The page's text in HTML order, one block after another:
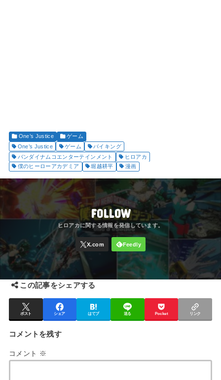
One’s Justice
ゲーム
One’s Justice
ゲーム
バイキング
バンダイナムコエンターテインメント
ヒロアカ
僕のヒーローアカデミア
堀越耕平 漫画
FOLLOW
この記事をシェアする
ポスト シェア はてブ 送る Pocket リンク
コメントを残す
コメント ※